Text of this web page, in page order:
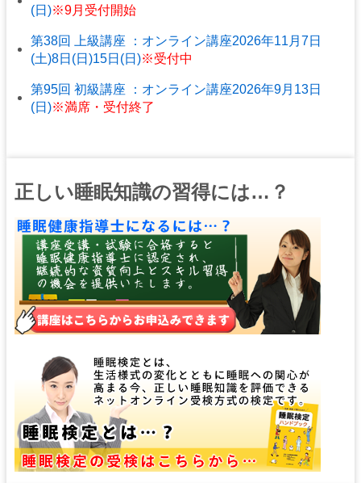
(日)※9月受付開始
第38回 上級講座 ：オンライン講座2026年11月7日
(土)8日(日)15日(日)※受付中
第95回 初級講座 ：オンライン講座2026年9月13日
(日)※満席・受付終了
正しい睡眠知識の習得には…？